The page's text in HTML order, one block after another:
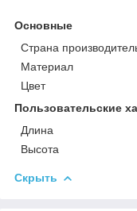
Основные
Страна
Материал
Цвет
Пользовательские
Длина
Высота
Скрыть